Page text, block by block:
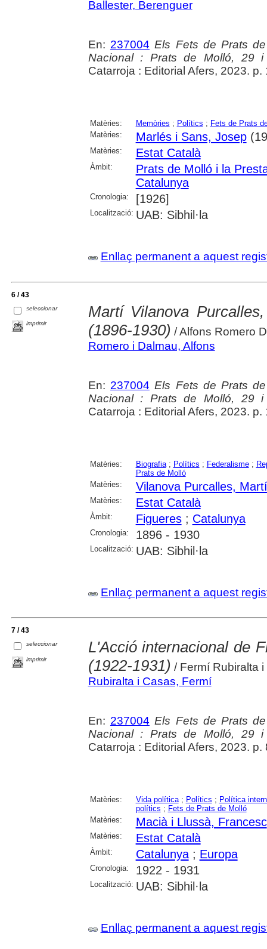
Ballester, Berenguer
En: 237004 Els Fets de Prats
Nacional : Prats de Molló, 29
Catarroja : Editorial Afers, 2023. p.
Matèries: Memòries ; Polítics ; Fets de Prats
Matèries:
Marlés i Sans, Josep
Matèries: Estat Català
Àmbit:
Prats de Molló i la
Catalunya
Cronologia: [1926]
Localització: UAB: Sibhil·la
Enllaç permanent a aquest
6 / 43
seleccionar
imprimir
Martí Vilanova
(1896-1930) / Alfons Romero
Romero i Dalmau, Alfons
En: 237004 Els Fets de Prats
Nacional : Prats de Molló, 29
Catarroja : Editorial Afers, 2023. p.
Matèries: Biografia; Polítics ; Federalisme;
Prats de Molló
Matèries:
Vilanova Purcalles, Martí
Matèries: Estat Català
Àmbit: Figueres; Catalunya
Cronologia: 1896 - 1930
Localització: UAB: Sibhil·la
Enllaç permanent a aquest
7 / 43
seleccionar
imprimir
L'Acció internacional de
(1922-1931) / Fermí Rubiralta
Rubiralta i Casas, Fermí
En: 237004 Els Fets de Prats
Nacional : Prats de Molló, 29
Catarroja : Editorial Afers, 2023. p.
Matèries: Vida política; Polítics ; Política
polítics ; Fets de Prats de Molló
Matèries:
Macià i Llussà, Francesc
Matèries: Estat Català
Àmbit: Catalunya; Europa
Cronologia: 1922 - 1931
Localització: UAB: Sibhil·la
Enllaç permanent a aquest